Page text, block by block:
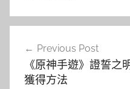
導
Previous Post
《原神手遊》證誓之
獲得方法